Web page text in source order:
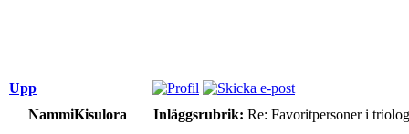
Upp
NammiKisulora
Inläggsrubrik: Re: Favoritpersoner i